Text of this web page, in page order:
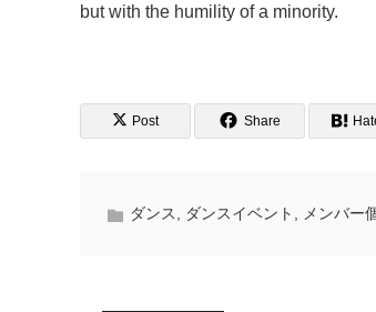
but with the humility of a minority.
Post Share
ダンス, ダンスイベント , メンバー